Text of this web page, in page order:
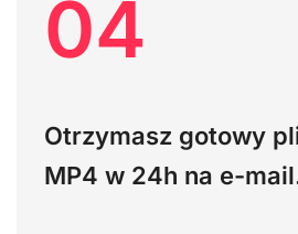
04
Otrzymasz gotowy
MP4 w 24h na e-